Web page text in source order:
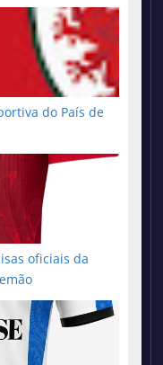
do País de
oficiais da